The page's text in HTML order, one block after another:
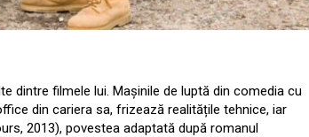
dintre filmele lui. Mașinile de luptă din comedia cu
din cariera sa, frizează realitățile tehnice, iar
2013), povestea adaptată după romanul